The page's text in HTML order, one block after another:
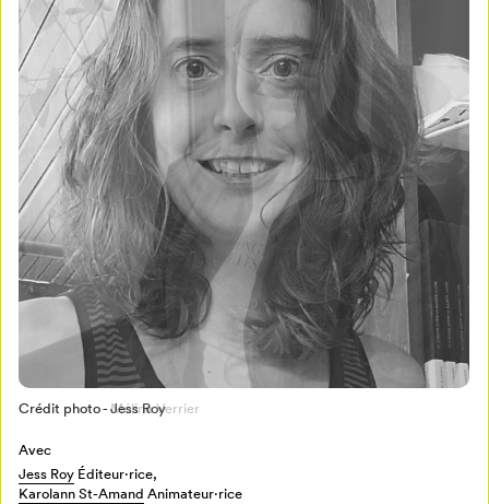
Crédit photo - Jess Roy
Crédit photo - Mélina Verrier
Avec
Jess Roy Éditeur·rice,
Karolann St-Amand Animateur⋅rice